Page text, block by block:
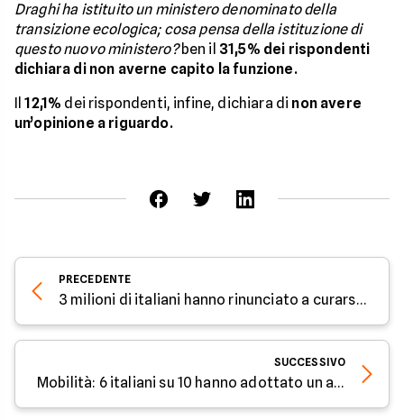
Draghi ha istituito un ministero denominato della
transizione ecologica; cosa pensa della istituzione di
questo nuovo ministero?ben il 31,5% dei rispondenti
dichiara di non averne capito la funzione.
Il12,1% dei rispondenti, infine, dichiara di non avere
un’opinione a riguardo.
PRECEDENTE
3 milioni di italiani hanno rinunciato a curarsi per difficoltà economiche causate da Covid
SUCCESSIVO
Mobilità: 6 italiani su 10 hanno adottato un approccio più sostenibile nell’anno del Covid